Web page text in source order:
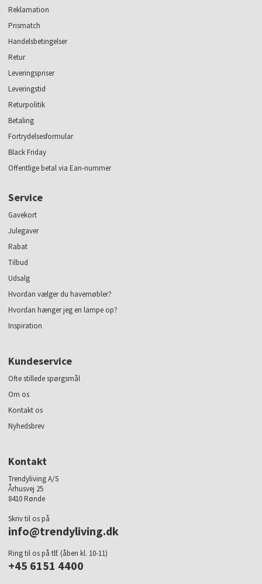
Reklamation
Prismatch
Handelsbetingelser
Retur
Leveringspriser
Leveringstid
Returpolitik
Betaling
Fortrydelsesformular
Black Friday
Offentlige betal via Ean-nummer
Service
Gavekort
Julegaver
Rabat
Tilbud
Udsalg
Hvordan vælger du havemøbler?
Hvordan hænger jeg en lampe op?
Inspiration
Kundeservice
Ofte stillede spørgsmål
Om os
Kontakt os
Nyhedsbrev
Kontakt
Trendyliving A/S
Århusvej 25
8410 Rønde
Skriv til os på
info@trendyliving.dk
Ring til os på tlf. (åben kl. 10-11)
+45 6151 4400